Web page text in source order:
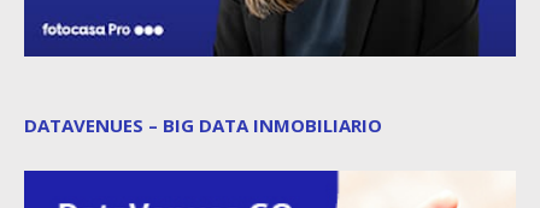
DATAVENUES – BIG DATA INMOBILIARIO